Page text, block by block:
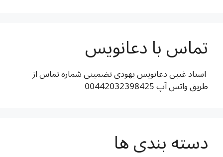
تماس با دعانویس
استاد غیبی دعانویس یهودی تضمینی شماره تماس از
طریق واتس آپ 00442032398425
دسته بندی ها